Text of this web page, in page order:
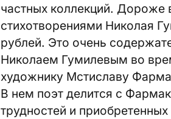
частных коллекций. Дороже
стихотворениями Николая
рублей. Это очень
Николаем Гумилевым во
художнику Мстиславу
В нем поэт делится с
трудностей и